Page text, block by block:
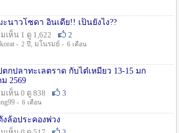
นาวโซดา อินเดีย!! เป็นยังไง??
เห็น 1 ดู 1,622
2
- 2 ปี , มโนรมย์ - 6 เดือน
กปลาทะเลตราด กับไต๋เหมี่ยว 13-15 มก
2569
เห็น 0 ดู 838
3
- 6 เดือน
งล้อประคองพ่วง